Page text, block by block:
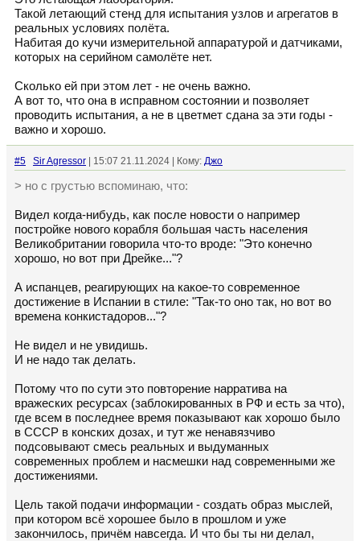
Такой летающий стенд для испытания узлов и агрегатов в
реальных условиях полёта.
Набитая до кучи измерительной аппаратурой и датчиками,
которых на серийном самолёте нет.
Сколько ей при этом лет - не очень важно.
А вот то, что она в исправном состоянии и позволяет
проводить испытания, а не в цветмет сдана за эти годы -
важно и хорошо.
#5 Sir Agressor | 15:07 21.11.2024 | Кому: Джо
> но с грустью вспоминаю, что:
Видел когда-нибудь, как после новости о например
постройке нового корабля большая часть населения
Великобритании говорила что-то вроде: "Это конечно
хорошо, но вот при Дрейке..."?
А испанцев, реагирующих на какое-то современное
достижение в Испании в стиле: "Так-то оно так, но вот во
времена конкистадоров..."?
Не видел и не увидишь.
И не надо так делать.
Потому что по сути это повторение нарратива на
вражеских ресурсах (заблокированных в РФ и есть за что),
где всем в последнее время показывают как хорошо было
в СССР в конских дозах, и тут же ненавязчиво
подсовывают смесь реальных и выдуманных
современных проблем и насмешки над современными же
достижениями.
Цель такой подачи информации - создать образ мыслей,
при котором всё хорошее было в прошлом и уже
закончилось, причём навсегда. И что бы ты ни делал,